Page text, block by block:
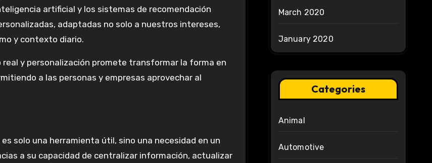
artificial y los sistemas de recomendación
adaptadas no solo a nuestros intereses,
y contexto diario.
y personalización promete transformar la forma en
a las personas y empresas aprovechar al
es solo una herramienta útil, sino una necesidad en un
a su capacidad de centralizar información, actualizar
March 2020
January 2020
Categories
Animal
Automotive